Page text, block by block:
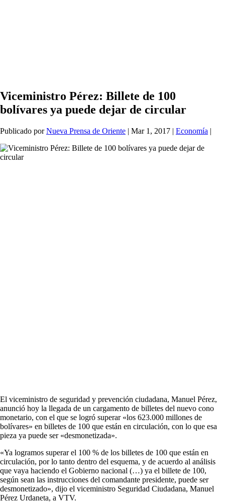
Viceministro Pérez: Billete de 100
bolívares ya puede dejar de circular
Publicado porNueva Prensa de Oriente | Mar 1, 2017 | Economía |
El viceministro de seguridad y prevención ciudadana, Manuel Pérez,
anunció hoy la llegada de un cargamento de billetes del nuevo cono
monetario, con el que se logró superar «los 623.000 millones de
bolívares» en billetes de 100 que están en circulación, con lo que esa
pieza ya puede ser «desmonetizada».
«Ya logramos superar el 100 % de los billetes de 100 que están en
circulación, por lo tanto dentro del esquema, y de acuerdo al análisis
que vaya haciendo el Gobierno nacional (…) ya el billete de 100,
según sean las instrucciones del comandante presidente, puede ser
desmonetizado», dijo el viceministro Seguridad Ciudadana, Manuel
Pérez Urdaneta, a VTV.